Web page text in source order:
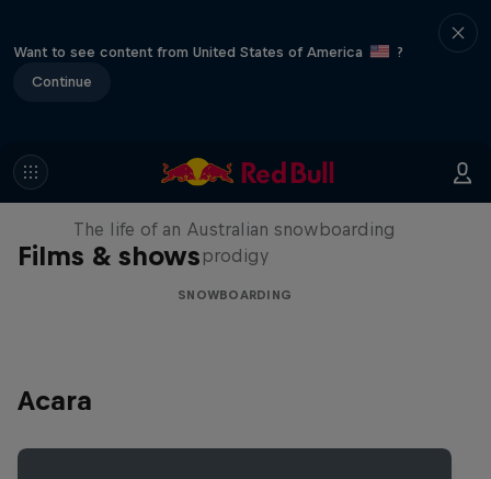
Want to see content from United States of America
?
Continue
Films & shows
Volare: Valentino Guseli
The life of an Australian snowboarding
prodigy
SNOWBOARDING
Acara